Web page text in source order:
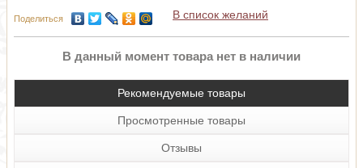
Поделиться В список желаний
В данный момент товара нет в наличии
Рекомендуемые товары
Просмотренные товары
Отзывы